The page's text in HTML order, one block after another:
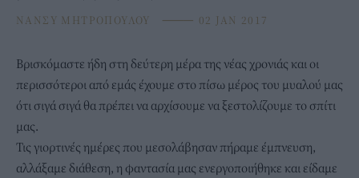
ΝΑΝΣΥ ΜΗΤΡΟΠΟΥΛΟΥ ⸻ 02 JAN 2017
Βρισκόμαστε ήδη στη δεύτερη μέρα της νέας χρονιάς και οι
περισσότεροι από εμάς έχουμε στο πίσω μέρος του μυαλού μας
ότι σιγά σιγά θα πρέπει να αρχίσουμε να ξεστολίζουμε το σπίτι
μας.
Τις γιορτινές ημέρες που μεσολάβησαν πήραμε έμπνευση,
αλλάξαμε διάθεση, η φαντασία μας ενεργοποιήθηκε και είδαμε